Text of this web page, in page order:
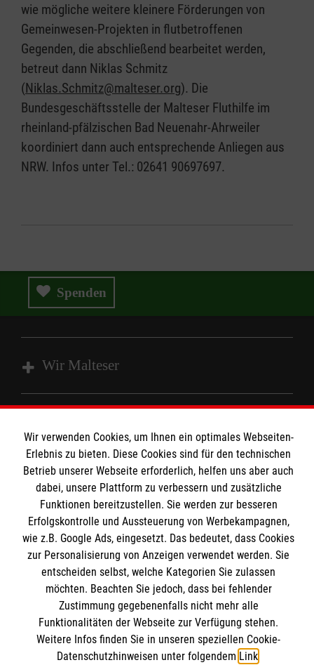
wie mögliche weitere kleinere Förderungen von
Gemeinwesen-Projekten in flutbetroffenen
Gegenden, die abschließend bearbeitet werden,
betreut dann Niklas Schmitz
(Niklas.Schmitz@malteser.org). Die
Bundesgeschäftsstelle der Malteser Fluthilfe im
rheinland-pfälzischen Bad Neuenahr-Ahrweiler
koordiniert dann auch entsprechende Anliegen aus
NRW. Infos unter Tel.: 02641 90697697.
Spenden
Wir Malteser
Angebote und Leistungen
Unsere Kurse
Wir Malteser
Informationen
Kontakt
Pressestelle
Datenschutz
Malteser online
Malteserorden
Malteser Jugend
Malteser International
Sharepoint
Spendenkonto
Empfänger: Malteser Hilfsdienst e.V.
Wir verwenden Cookies, um Ihnen ein optimales Webseiten-
Erlebnis zu bieten. Diese Cookies sind für den technischen
Betrieb unserer Webseite erforderlich, helfen uns aber auch
dabei, unsere Plattform zu verbessern und zusätzliche
Funktionen bereitzustellen. Sie werden zur besseren
Erfolgskontrolle und Aussteuerung von Werbekampagnen,
wie z.B. Google Ads, eingesetzt. Das bedeutet, dass Cookies
zur Personalisierung von Anzeigen verwendet werden. Sie
entscheiden selbst, welche Kategorien Sie zulassen
möchten. Beachten Sie jedoch, dass bei fehlender
Zustimmung gegebenenfalls nicht mehr alle
Funktionalitäten der Webseite zur Verfügung stehen.
Weitere Infos finden Sie in unseren speziellen Cookie-
Datenschutzhinweisen unter folgendem Link.